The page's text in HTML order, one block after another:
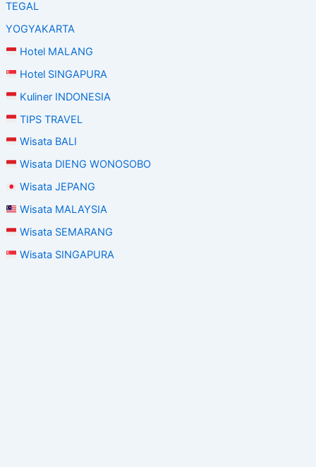
TEGAL
YOGYAKARTA
Hotel MALANG
Hotel SINGAPURA
Kuliner INDONESIA
TIPS TRAVEL
Wisata BALI
Wisata DIENG WONOSOBO
Wisata JEPANG
Wisata MALAYSIA
Wisata SEMARANG
Wisata SINGAPURA